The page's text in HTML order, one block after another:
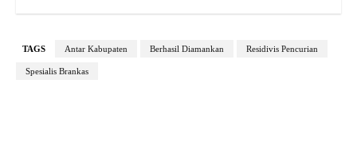
TAGS Antar Kabupaten Berhasil Diamankan Residivis Pencurian
Spesialis Brankas